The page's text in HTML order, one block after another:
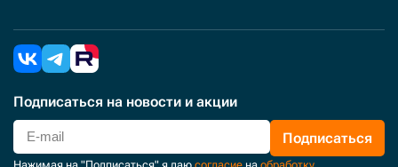
Подписаться на новости и акции
Подписаться